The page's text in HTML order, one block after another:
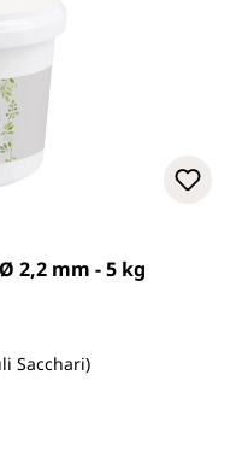
2,2 mm - 5 kg
Sacchari)